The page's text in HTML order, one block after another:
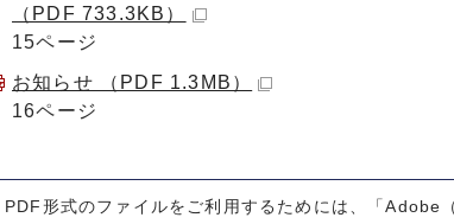
（PDF 733.3KB）
15ページ
お知らせ （PDF 1.3MB）
16ページ
PDF形式のファイルをご利用するためには、「